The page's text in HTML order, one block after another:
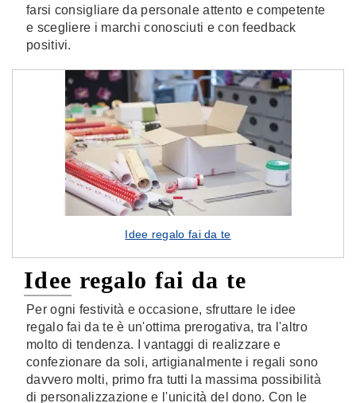
farsi consigliare da personale attento e competente
e scegliere i marchi conosciuti e con feedback
positivi.
Idee regalo fai da te
Idee regalo fai da te
Per ogni festività e occasione, sfruttare le idee
regalo fai da te è un'ottima prerogativa, tra l'altro
molto di tendenza. I vantaggi di realizzare e
confezionare da soli, artigianalmente i regali sono
davvero molti, primo fra tutti la massima possibilità
di personalizzazione e l'unicità del dono. Con le